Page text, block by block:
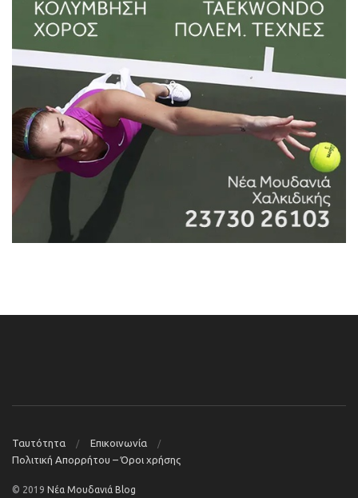
Ταυτότητα
Επικοινωνία
Πολιτική Απορρήτου – Όροι χρήσης
© 2019 Νέα Μουδανιά Blog